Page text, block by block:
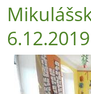
6.12.2019